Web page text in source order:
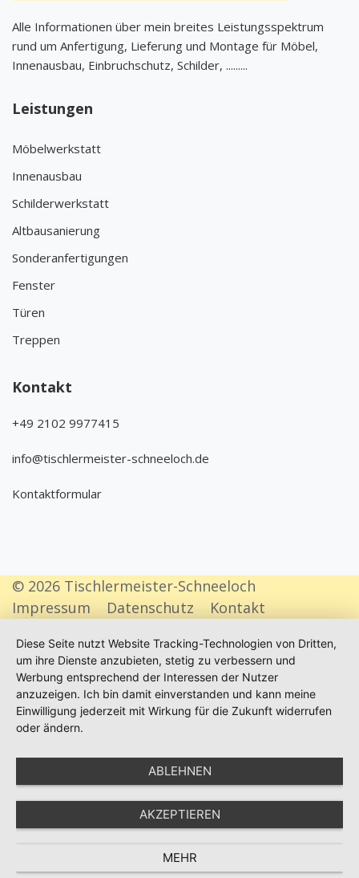
Alle Informationen über mein breites Leistungsspektrum
rund um Anfertigung, Lieferung und Montage für Möbel,
Innenausbau, Einbruchschutz, Schilder, .........
Leistungen
Möbelwerkstatt
Innenausbau
Schilderwerkstatt
Altbausanierung
Sonderanfertigungen
Fenster
Türen
Treppen
Kontakt
+49 2102 9977415
info@tischlermeister-schneeloch.de
Kontaktformular
© 2026 Tischlermeister-Schneeloch
Impressum
Datenschutz Kontakt
Diese Seite nutzt Website Tracking-Technologien von Dritten,
um ihre Dienste anzubieten, stetig zu verbessern und
Werbung entsprechend der Interessen der Nutzer
anzuzeigen. Ich bin damit einverstanden und kann meine
Einwilligung jederzeit mit Wirkung für die Zukunft widerrufen
oder ändern.
ABLEHNEN
AKZEPTIEREN
MEHR